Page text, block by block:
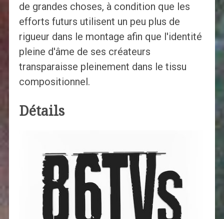
de grandes choses, à condition que les
efforts futurs utilisent un peu plus de
rigueur dans le montage afin que l'identité
pleine d'âme de ses créateurs
transparaisse pleinement dans le tissu
compositionnel.
Détails